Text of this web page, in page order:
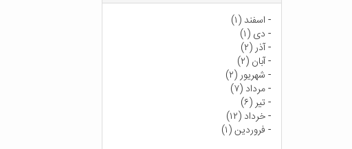
- اسفند (۱)
- دی (۱)
-آذر (۲)
-آبان (۲)
- شهریور (۲)
-مرداد (۷)
-تیر (۶)
-خرداد (۱۲)
- فروردین (۱)